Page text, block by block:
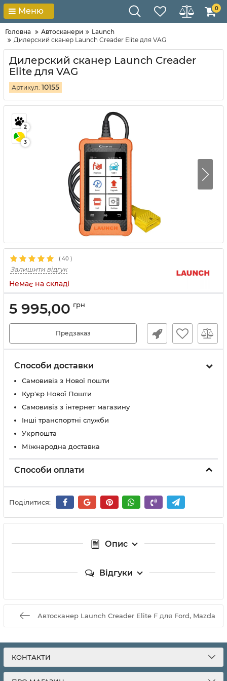
Меню 0
Головна Автосканери
Launch
Дилерский сканер Launch Creader Elite для VAG
Дилерский сканер Launch Creader
Elite для VAG
Артикул: 10155
2
3
( 40 )
Залишити відгук
Немає на складі
5 995,00 грн
Предзаказ
Способи доставки
Самовивіз з Нової пошти
Кур'єр Нової Пошти
Самовивіз з інтернет магазину
Інші транспортні служби
Укрпошта
Міжнародна доставка
Способи оплати
Поділитися:
Опис
Відгуки
Автосканер Launch Creader Elite F для Ford, Mazda
КОНТАКТИ